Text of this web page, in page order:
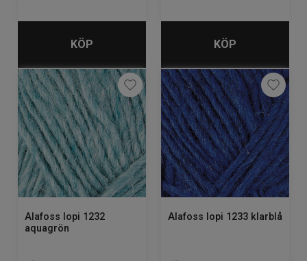
KÖP KÖP
Alafoss lopi 1232
aquagrön
Alafoss lopi 1233 klarblå